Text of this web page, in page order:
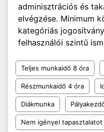
adminisztrációs és
elvégzése. Minimum
kategóriás
felhasználói szintű
Teljes munkaidő 8 óra
Részmunkaidő 4 óra
Diákmunka
Nem igényel tapasztalatot